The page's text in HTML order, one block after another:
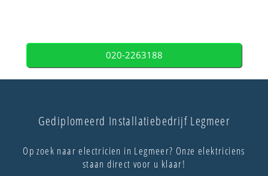
020-2263188
Gediplomeerd Installatiebedrijf Legmeer
Op zoek naar electricien in Legmeer? Onze elektriciens
staan direct voor u klaar!